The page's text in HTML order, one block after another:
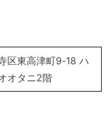
区東高津町9-18 ハ
オタニ2階